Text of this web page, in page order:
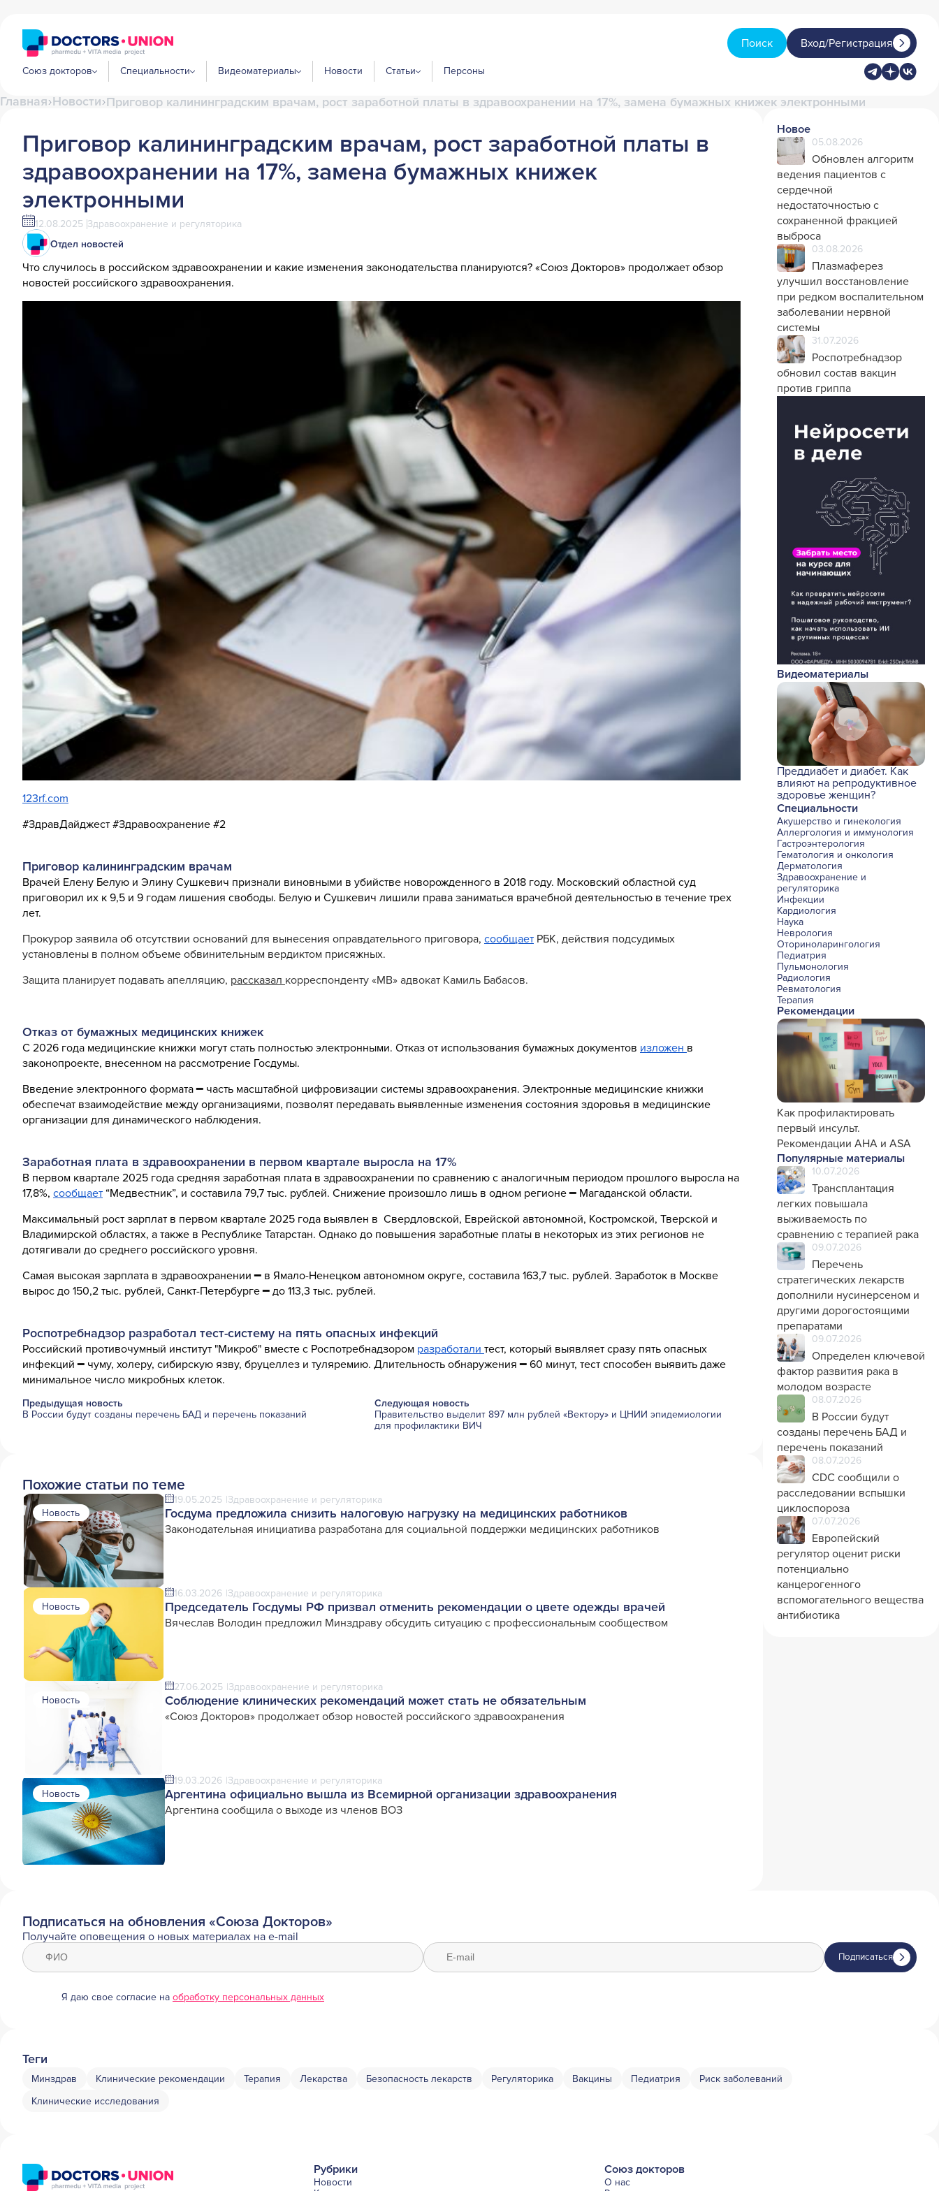
Поиск Вход/Регистрация
Союз докторов Специальности Видеоматериалы Новости Статьи Персоны
Главная Новости Приговор калининградским врачам, рост заработной платы в здравоохранении на 17%, замена бумажных книжек электронными
Приговор калининградским врачам, рост заработной платы в
здравоохранении на 17%, замена бумажных книжек
электронными
12.08.2025 Здравоохранение и регуляторика
Отдел новостей
Что случилось в российском здравоохранении и какие изменения законодательства планируются? «Союз Докторов» продолжает обзор
новостей российского здравоохранения.
123rf.com
#ЗдравДайджест #Здравоохранение #2
Приговор калининградским врачам
Врачей Елену Белую и Элину Сушкевич признали виновными в убийстве новорожденного в 2018 году. Московский областной суд
приговорил их к 9,5 и 9 годам лишения свободы. Белую и Сушкевич лишили права заниматься врачебной деятельностью в течение трех
лет.
Прокурор заявила об отсутствии оснований для вынесения оправдательного приговора, сообщает РБК, действия подсудимых
установлены в полном объеме обвинительным вердиктом присяжных.
Защита планирует подавать апелляцию, рассказал корреспонденту «МВ» адвокат Камиль Бабасов.
Отказ от бумажных медицинских книжек
С 2026 года медицинские книжки могут стать полностью электронными. Отказ от использования бумажных документов изложен в
законопроекте, внесенном на рассмотрение Госдумы.
Введение электронного формата ━ часть масштабной цифровизации системы здравоохранения. Электронные медицинские книжки
обеспечат взаимодействие между организациями, позволят передавать выявленные изменения состояния здоровья в медицинские
организации для динамического наблюдения.
Заработная плата в здравоохранении в первом квартале выросла на 17%
В первом квартале 2025 года средняя заработная плата в здравоохранении по сравнению с аналогичным периодом прошлого выросла на
17,8%, сообщает “Медвестник”, и составила 79,7 тыс. рублей. Снижение произошло лишь в одном регионе ━ Магаданской области.
Максимальный рост зарплат в первом квартале 2025 года выявлен в Свердловской, Еврейской автономной, Костромской, Тверской и
Владимирской областях, а также в Республике Татарстан. Однако до повышения заработные платы в некоторых из этих регионов не
дотягивали до среднего российского уровня.
Самая высокая зарплата в здравоохранении ━ в Ямало-Ненецком автономном округе, составила 163,7 тыс. рублей. Заработок в Москве
вырос до 150,2 тыс. рублей, Санкт-Петербурге ━ до 113,3 тыс. рублей.
Роспотребнадзор разработал тест-систему на пять опасных инфекций
Российский противочумный институт "Микроб" вместе с Роспотребнадзором разработали тест, который выявляет сразу пять опасных
инфекций ━ чуму, холеру, сибирскую язву, бруцеллез и туляремию. Длительность обнаружения ━ 60 минут, тест способен выявить даже
минимальное число микробных клеток.
Предыдущая новость
В России будут созданы перечень БАД и перечень показаний
Следующая новость
Правительство выделит 897 млн рублей «Вектору» и ЦНИИ эпидемиологии
для профилактики ВИЧ
Похожие статьи по теме
Новость
19.05.2025 Здравоохранение и регуляторика
Госдума предложила снизить налоговую нагрузку на медицинских работников
Законодательная инициатива разработана для социальной поддержки медицинских работников
Новость
16.03.2026 Здравоохранение и регуляторика
Председатель Госдумы РФ призвал отменить рекомендации о цвете одежды врачей
Вячеслав Володин предложил Минздраву обсудить ситуацию с профессиональным сообществом
Новость
27.06.2025 Здравоохранение и регуляторика
Соблюдение клинических рекомендаций может стать не обязательным
«Союз Докторов» продолжает обзор новостей российского здравоохранения
Новость
19.03.2026 Здравоохранение и регуляторика
Аргентина официально вышла из Всемирной организации здравоохранения
Аргентина сообщила о выходе из членов ВОЗ
Новое
05.08.2026
Обновлен алгоритм
ведения пациентов с
сердечной
недостаточностью с
сохраненной фракцией
выброса
03.08.2026
Плазмаферез
улучшил восстановление
при редком воспалительном
заболевании нервной
системы
31.07.2026
Роспотребнадзор
обновил состав вакцин
против гриппа
Видеоматериалы
Преддиабет и диабет. Как
влияют на репродуктивное
здоровье женщин?
Специальности
Акушерство и гинекология
Аллергология и иммунология
Гастроэнтерология
Гематология и онкология
Дерматология
Здравоохранение и
регуляторика
Инфекции
Кардиология
Наука
Неврология
Оториноларингология
Педиатрия
Пульмонология
Радиология
Ревматология
Терапия
Урология и нефрология
Фармакология
Хирургия с реаниматологией
Эндокринология
Психиатрия
Офтальмология
Эндоскопия
Стоматология
Травматология и ортопедия
Генетика
Фтизиатрия
Рекомендации
Как профилактировать
первый инсульт.
Рекомендации AHA и ASA
Популярные материалы
10.07.2026
Трансплантация
легких повышала
выживаемость по
сравнению с терапией рака
09.07.2026
Перечень
стратегических лекарств
дополнили нусинерсеном и
другими дорогостоящими
препаратами
09.07.2026
Определен ключевой
фактор развития рака в
молодом возрасте
08.07.2026
В России будут
созданы перечень БАД и
перечень показаний
08.07.2026
CDC сообщили о
расследовании вспышки
циклоспороза
07.07.2026
Европейский
регулятор оценит риски
потенциально
канцерогенного
вспомогательного вещества
антибиотика
Подписаться на обновления «Союза Докторов»
Получайте оповещения о новых материалах на e-mail
Я даю свое согласие на обработку персональных данных
Подписаться
Теги
Минздрав Клинические рекомендации Терапия Лекарства Безопасность лекарств Регуляторика Вакцины Педиатрия
Риск заболеваний
Клинические исследования
Рубрики
Новости
Союз докторов
О нас